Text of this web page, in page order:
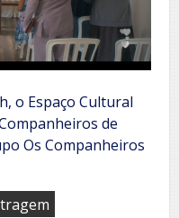
o Espaço Cultural
de
Os Companheiros